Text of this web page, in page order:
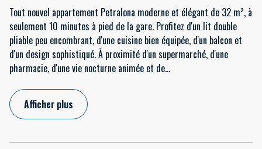
Tout nouvel appartement Petralona moderne et élégant de 32 m², à
seulement 10 minutes à pied de la gare. Profitez d'un lit double
pliable peu encombrant, d'une cuisine bien équipée, d'un balcon et
d'un design sophistiqué. À proximité d'un supermarché, d'une
pharmacie, d'une vie nocturne animée et de...
Afficher plus